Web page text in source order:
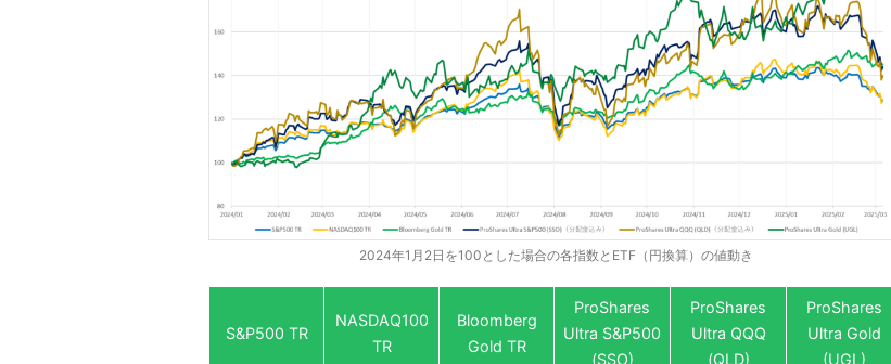
2024年1月2日を100とした場合の各指数とETF（円換算）の値動き
S&P500 TR
NASDAQ100
TR
Bloomberg
Gold TR
ProShares
Ultra S&P500
(SSO)
ProShares
Ultra QQQ
(QLD)
ProShares
Ultra Gold
(UGL)